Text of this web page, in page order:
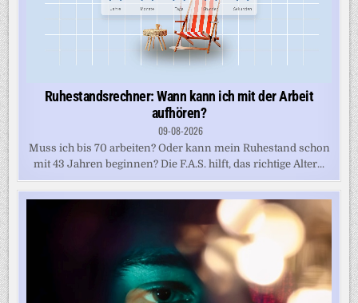
Ruhestandsrechner: Wann kann ich mit der Arbeit
aufhören?
09-08-2026
Muss ich bis 70 arbeiten? Oder kann mein Ruhestand schon
mit 43 Jahren beginnen? Die F.A.S. hilft, das richtige Alter...